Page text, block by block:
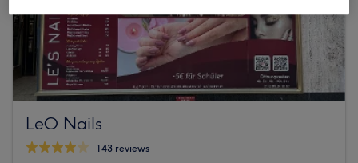
LeO Nails
143 reviews